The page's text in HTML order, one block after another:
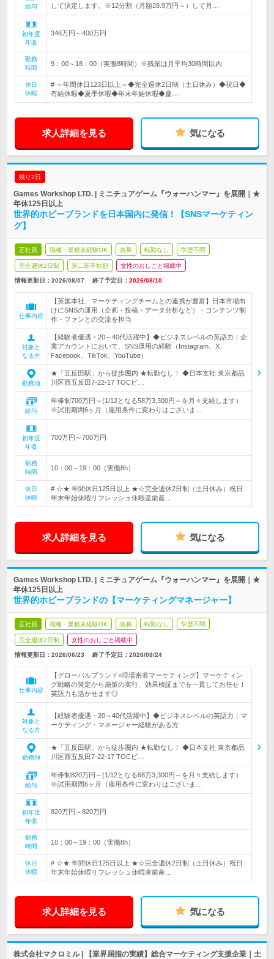
給与 して決定します。※12分割（月額28.9万円～）して月…
初年度
年収
346万円～400万円
勤務
時間
9：00～18：00（実働8時間）※残業は月平均30時間以内
休日
休暇
# ～年間休日123日以上～◆完全週休2日制（土日休み）◆祝日◆
有給休暇◆夏季休暇◆年末年始休暇◆慶…
求人詳細を見る 気になる
残り2日
Games Workshop LTD. | ミニチュアゲーム『ウォーハンマー』を展開｜★
年休125日以上
世界的ホビーブランドを日本国内に発信！【SNSマーケティン
グ】
正社員 職種・業種未経験OK 急募 転勤なし 学歴不問
完全週休2日制 第二新卒歓迎 女性のおしごと掲載中
情報更新日：2026/08/07 終了予定日： 2026/08/10
仕事内容
【英国本社、マーケティングチームとの連携が豊富】日本市場向
けにSNSの運用（企画・投稿・データ分析など）・コンテンツ制
作・ファンとの交流を担当
対象と
なる方
【経験者優遇・20～40代活躍中】◆ビジネスレベルの英語力｜企
業アカウントにおいて、SNS運用の経験（Instagram、X、
Facebook、TikTok、YouTube）
勤務地
★「五反田駅」から徒歩圏内 ★転勤なし！ ◆日本支社 東京都品
川区西五反田7-22-17 TOCビ…
給与
年俸制700万円～(1/12となる58万3,300円～を月々支給します）
※試用期間6ヶ月（雇用条件に変わりはございま…
初年度
年収
700万円～700万円
勤務
時間
10：00～19：00（実働8h）
休日
休暇
# ☆★ 年間休日125日以上 ★☆完全週休2日制（土日休み）祝日
年末年始休暇リフレッシュ休暇産前産…
求人詳細を見る 気になる
Games Workshop LTD. | ミニチュアゲーム『ウォーハンマー』を展開｜★
年休125日以上
世界的ホビーブランドの【マーケティングマネージャー】
正社員 職種・業種未経験OK 急募 転勤なし 学歴不問
完全週休2日制 女性のおしごと掲載中
情報更新日：2026/06/23 終了予定日： 2026/08/24
仕事内容
【グローバルブランド×現場密着マーケティング】マーケティン
グ戦略の策定から施策の実行、効果検証までを一貫してお任せ！
英語力も活かせます◎
対象と
なる方
【経験者優遇・20～40代活躍中】◆ビジネスレベルの英語力｜マ
ーケティング・マネージャー経験がある方
勤務地
★「五反田駅」から徒歩圏内 ★転勤なし！ ◆日本支社 東京都品
川区西五反田7-22-17 TOCビ…
給与
年俸制820万円～(1/12となる68万3,300円～を月々支給します）
※試用期間6ヶ月（雇用条件に変わりはございま…
初年度
年収
820万円～820万円
勤務
時間
10：00～19：00（実働8h）
休日
休暇
# ☆★ 年間休日125日以上 ★☆完全週休2日制（土日休み）祝日
年末年始休暇リフレッシュ休暇産前産…
求人詳細を見る 気になる
株式会社マクロミル | 【業界屈指の実績】総合マーケティング支援企業｜土